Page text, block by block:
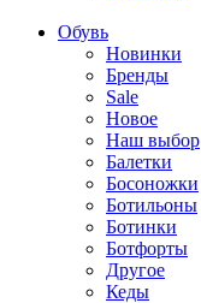
Обувь
Новинки
Бренды
Sale
Новое
Наш выбор
Балетки
Босоножки
Ботильоны
Ботинки
Ботфорты
Другое
Кеды